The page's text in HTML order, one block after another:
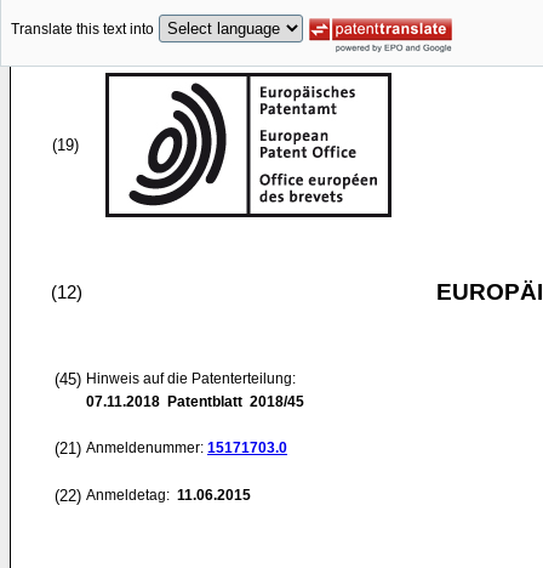
Translate this text into
(19)
(12)
(45) Hinweis auf die Patenterteilung:
07.11.2018 Patentblatt 2018/45
(21) Anmeldenummer: 15171703.0
(22) Anmeldetag: 11.06.2015